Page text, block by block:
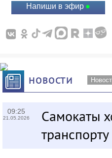
Напиши в эфир
НОВОСТИ
09:25
21.05.2026
Самокаты
транспорту